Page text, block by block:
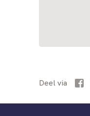
Deel via